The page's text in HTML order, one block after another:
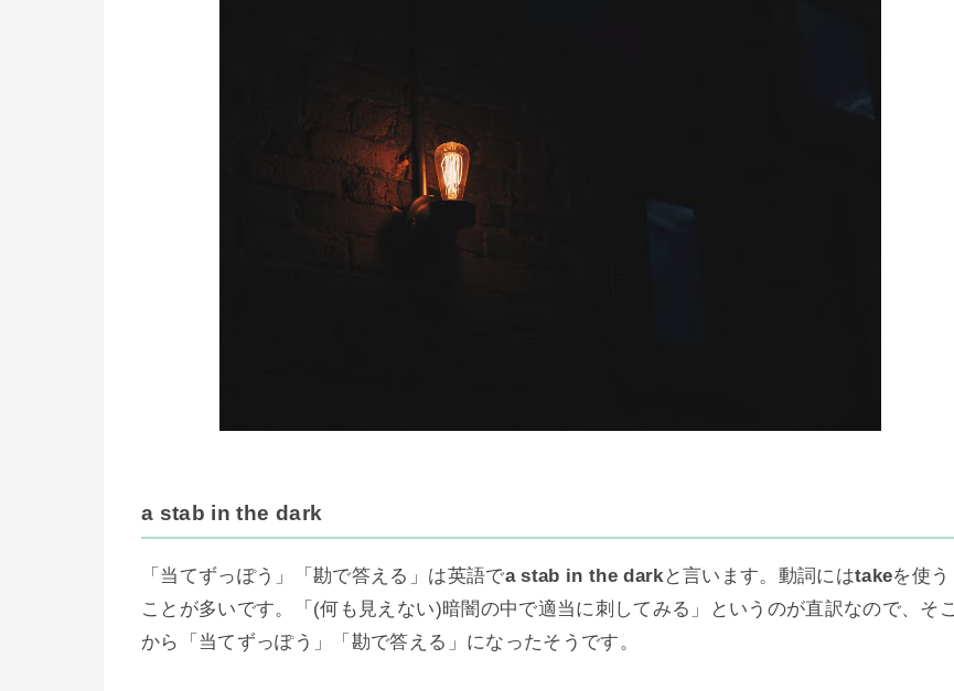
a stab in the dark
「当てずっぽう」「勘で答える」は英語でa stab in the dark と言います。動詞にはtakeを使う
ことが多いです。「(何も見えない)暗闇の中で適当に刺してみる」というのが直訳なので、そこ
から「当てずっぽう」「勘で答える」になったそうです。